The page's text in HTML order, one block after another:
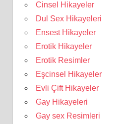
Cinsel Hikayeler
Dul Sex Hikayeleri
Ensest Hikayeler
Erotik Hikayeler
Erotik Resimler
Eşcinsel Hikayeler
Evli Çift Hikayeler
Gay Hikayeleri
Gay sex Resimleri